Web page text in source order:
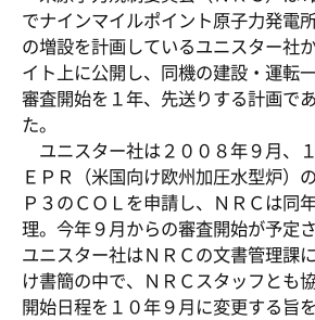
でナインマイルポイント原子力発電
の増設を計画しているユニスター社
イト上に公開し、同機の建設・運転
審査開始を１年、先送りする計画で
た。
ユニスター社は２００８年９月、
ＥＰＲ（米国向け欧州加圧水型炉）
Ｐ３のＣＯＬを申請し、ＮＲＣは同
理。今年９月からの審査開始が予定
ユニスター社はＮＲＣの文書管理課
け書簡の中で、ＮＲＣスタッフとも
開始日程を１０年９月に変更する旨